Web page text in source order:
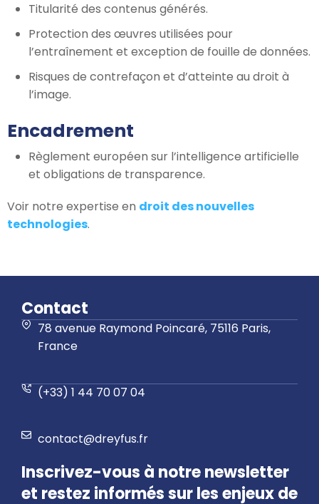
Titularité des contenus générés.
Protection des œuvres utilisées pour
l’entraînement et exception de fouille de données.
Risques de contrefaçon et d’atteinte au droit à
l’image.
Encadrement
Règlement européen sur l’intelligence artificielle
et obligations de transparence.
Voir notre expertise en droit des nouvelles
technologies.
Contact
78 avenue Raymond Poincaré, 75116 Paris,
France
(+33) 1 44 70 07 04
contact@dreyfus.fr
Inscrivez-vous à notre newsletter
et restez informés sur les enjeux de